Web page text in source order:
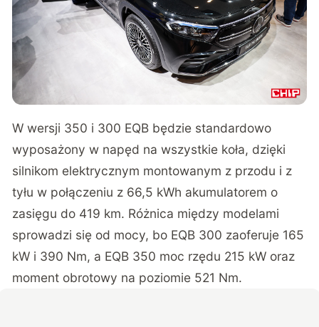
W wersji 350 i 300 EQB będzie standardowo
wyposażony w napęd na wszystkie koła, dzięki
silnikom elektrycznym montowanym z przodu i z
tyłu w połączeniu z 66,5 kWh akumulatorem o
zasięgu do 419 km. Różnica między modelami
sprowadzi się od mocy, bo EQB 300 zaoferuje 165
kW i 390 Nm, a EQB 350 moc rzędu 215 kW oraz
moment obrotowy na poziomie 521 Nm.